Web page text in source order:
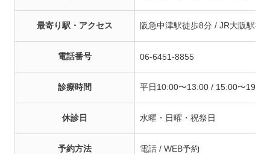
最寄り駅・アクセス 阪急中津駅徒歩8分 / JR大阪駅徒
電話番号 06-6451-8855
診療時間 平日10:00〜13:00 / 15:00〜
休診日 水曜・日曜・祝祭日
予約方法 電話 / WEB予約